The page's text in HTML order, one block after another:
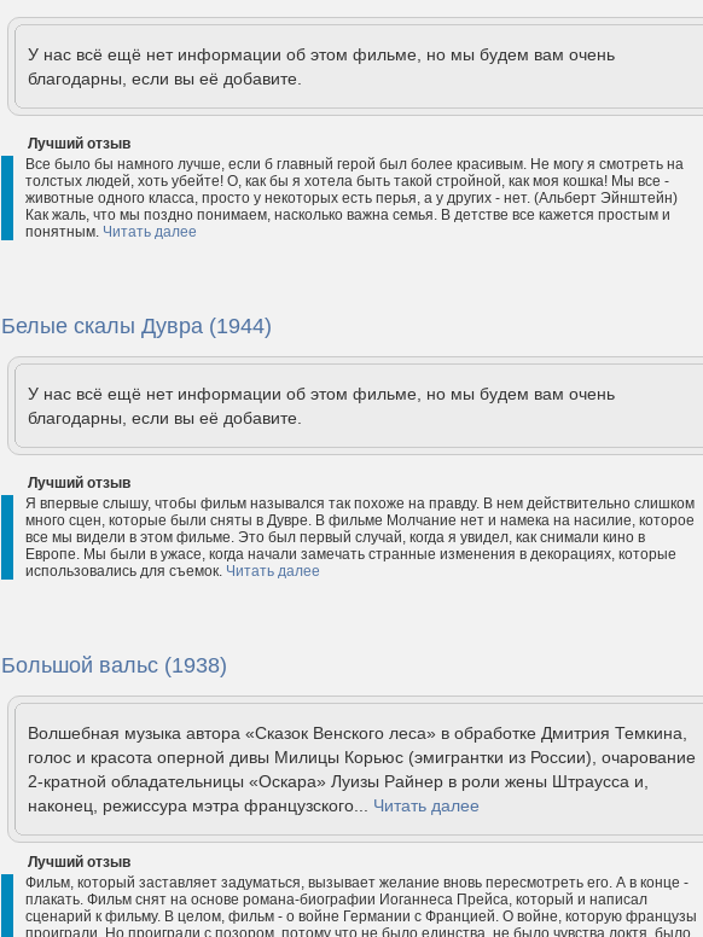
У нас всё ещё нет информации об этом фильме, но мы будем вам очень
благодарны, если вы её добавите.
Лучший отзыв
Все было бы намного лучше, если б главный герой был более красивым. Не могу я смотреть на
толстых людей, хоть убейте! О, как бы я хотела быть такой стройной, как моя кошка! Мы все -
животные одного класса, просто у некоторых есть перья, а у других - нет. (Альберт Эйнштейн)
Как жаль, что мы поздно понимаем, насколько важна семья. В детстве все кажется простым и
понятным. Читать далее
Белые скалы Дувра (1944)
У нас всё ещё нет информации об этом фильме, но мы будем вам очень
благодарны, если вы её добавите.
Лучший отзыв
Я впервые слышу, чтобы фильм назывался так похоже на правду. В нем действительно слишком
много сцен, которые были сняты в Дувре. В фильме Молчание нет и намека на насилие, которое
все мы видели в этом фильме. Это был первый случай, когда я увидел, как снимали кино в
Европе. Мы были в ужасе, когда начали замечать странные изменения в декорациях, которые
использовались для съемок. Читать далее
Большой вальс (1938)
Волшебная музыка автора «Сказок Венского леса» в обработке Дмитрия Темкина,
голос и красота оперной дивы Милицы Корьюс (эмигрантки из России), очарование
2-кратной обладательницы «Оскара» Луизы Райнер в роли жены Штраусса и,
наконец, режиссура мэтра французского... Читать далее
Лучший отзыв
Фильм, который заставляет задуматься, вызывает желание вновь пересмотреть его. А в конце -
плакать. Фильм снят на основе романа-биографии Иоганнеса Прейса, который и написал
сценарий к фильму. В целом, фильм - о войне Германии с Францией. О войне, которую французы
проиграли. Но проиграли с позором, потому что не было единства, не было чувства локтя, было